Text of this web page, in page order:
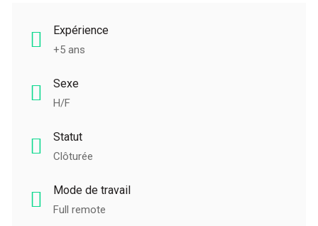
Expérience
+5 ans
Sexe
H/F
Statut
Clôturée
Mode de travail
Full remote